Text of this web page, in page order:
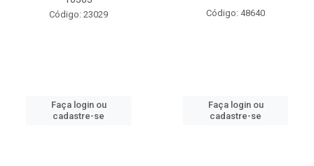
Código: 23029
Faça login ou
cadastre-se
Código: 48640
Faça login ou
cadastre-se